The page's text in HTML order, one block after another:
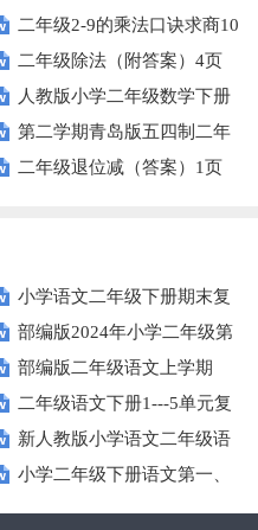
）二年级2-9的乘法口诀求商10
二年级除法（附答案）4页
人教版小学二年级数学下册
二单元试题
第二学期青岛版五四制二年
下册数学期中考试卷
二年级退位减（答案）1页
小学语文二年级下册期末复
指导
部编版2024年小学二年级第
学期语文期末综合测试
部编版二年级语文上学期
年10月份月考试卷
二年级语文下册1---5单元复
题新人教版小学语文二年级语
下册单元同步测试题(8K全册
品)
小学二年级下册语文第一、
单元综合练习题